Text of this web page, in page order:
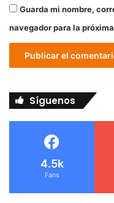
Guarda mi nombre,
navegador para la
Síguenos
4.5k
Fans